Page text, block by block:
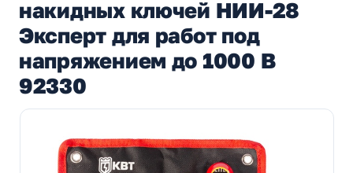
накидных ключей НИИ-28
Эксперт для работ под
напряжением до 1000 В
92330